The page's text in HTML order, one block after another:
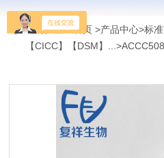
当前位置：首页>产品中心>标
【CICC】【DSM】...